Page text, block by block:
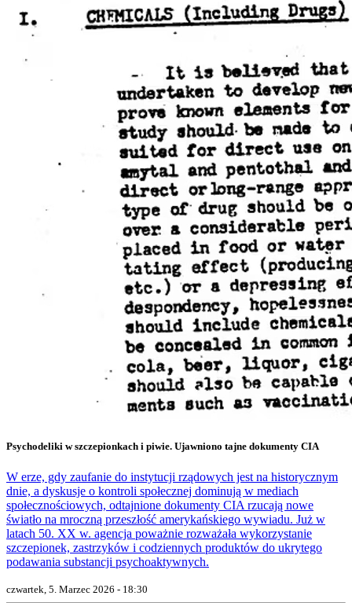
Psychodeliki w szczepionkach i piwie. Ujawniono tajne dokumenty CIA
W erze, gdy zaufanie do instytucji rządowych jest na historycznym
dnie, a dyskusje o kontroli społecznej dominują w mediach
społecznościowych, odtajnione dokumenty CIA rzucają nowe
światło na mroczną przeszłość amerykańskiego wywiadu. Już w
latach 50. XX w. agencja poważnie rozważała wykorzystanie
szczepionek, zastrzyków i codziennych produktów do ukrytego
podawania substancji psychoaktywnych.
czwartek, 5. Marzec 2026 - 18:30